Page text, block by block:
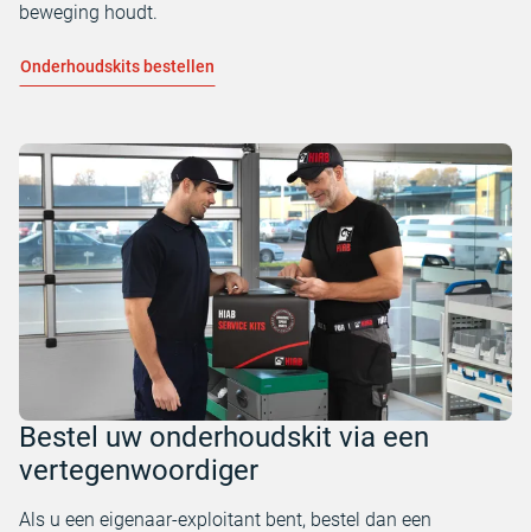
beweging houdt.
Onderhoudskits bestellen
Bestel uw onderhoudskit via een
vertegenwoordiger
Als u een eigenaar-exploitant bent, bestel dan een